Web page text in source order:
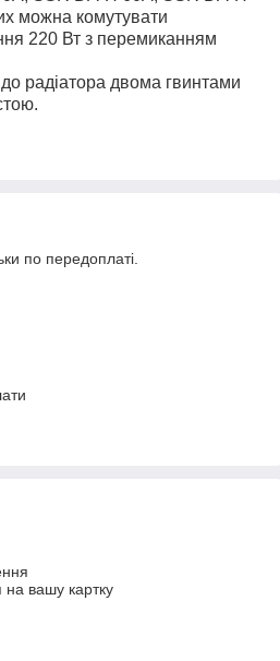
можна комутувати
220 Вт з перемиканням
радіатора двома гвинтами
по передоплаті.
на вашу картку